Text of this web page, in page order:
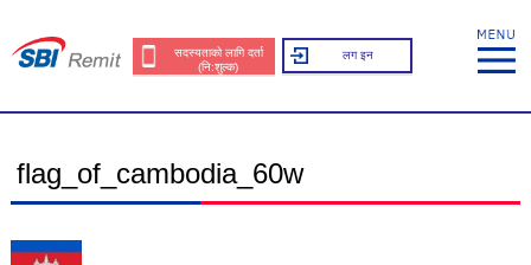
सदस्यताको लागि दर्ता
(नि:शुल्क)
लग इन
flag_of_cambodia_60w